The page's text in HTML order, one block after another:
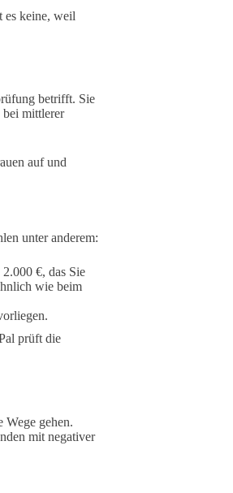
es keine, weil
betrifft. Sie
bei mittlerer
auf und
unter anderem:
€, das Sie
wie beim
prüft die
Wege gehen.
mit negativer